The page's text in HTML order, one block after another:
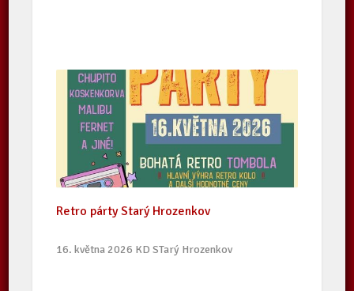
Retro párty Starý Hrozenkov
16. května 2026 KD STarý Hrozenkov